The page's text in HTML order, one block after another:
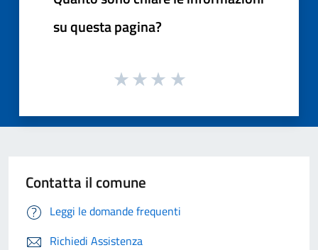
su questa pagina?
Contatta il comune
Leggi le domande frequenti
Richiedi Assistenza